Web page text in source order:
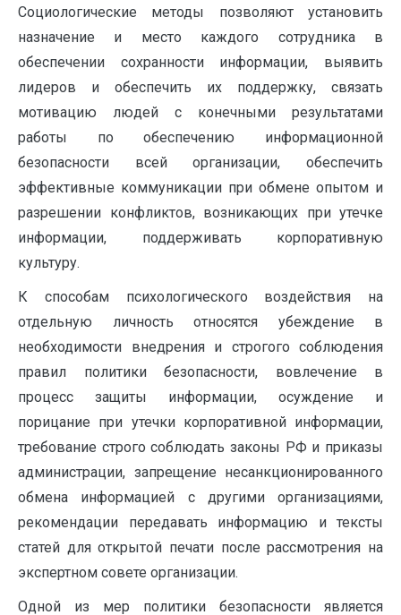
Социологические методы позволяют установить
назначение и место каждого сотрудника в
обеспечении сохранности информации, выявить
лидеров и обеспечить их поддержку, связать
мотивацию людей с конечными результатами
работы по обеспечению информационной
безопасности всей организации, обеспечить
эффективные коммуникации при обмене опытом и
разрешении конфликтов, возникающих при утечке
информации, поддерживать корпоративную
культуру.
К способам психологического воздействия на
отдельную личность относятся убеждение в
необходимости внедрения и строгого соблюдения
правил политики безопасности, вовлечение в
процесс защиты информации, осуждение и
порицание при утечки корпоративной информации,
требование строго соблюдать законы РФ и приказы
администрации, запрещение несанкционированного
обмена информацией с другими организациями,
рекомендации передавать информацию и тексты
статей для открытой печати после рассмотрения на
экспертном совете организации.
Одной из мер политики безопасности является